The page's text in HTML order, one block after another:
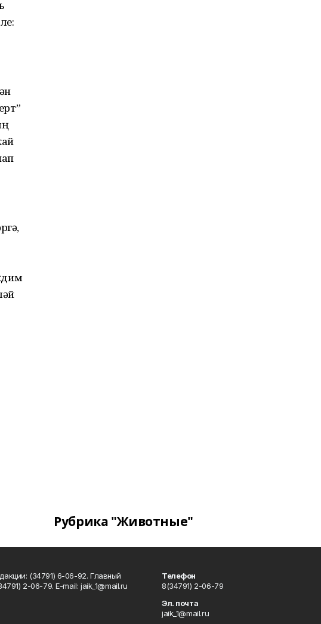
Рубрика "Животные"
(34791) 6-06-92. Главный
2-06-79. Е-mаil: jaik_1@mail.ru
Телефон
8(34791) 2-06-79
Эл. почта
jaik_1@mail.ru